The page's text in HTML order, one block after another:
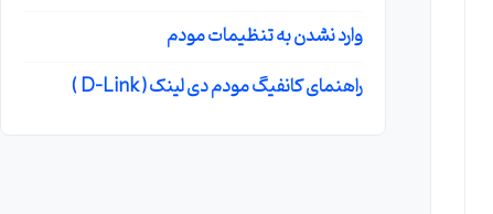
وارد نشدن به تنظیمات مودم
راهنمای کانفیگ مودم دی لینک ( D-Link )